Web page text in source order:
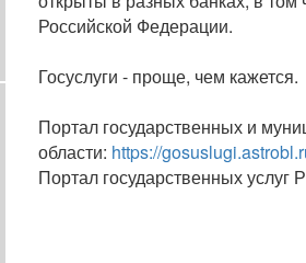
Российской Федерации.
Госуслуги - проще, чем кажется.
Портал государственных и
области: https://
Портал государственных услуг